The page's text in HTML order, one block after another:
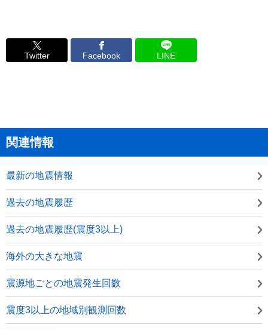
Twitter Facebook LINE
関連情報
最新の地震情報
過去の地震履歴
過去の地震履歴(震度3以上)
海外の大きな地震
震源地ごとの地震発生回数
震度3以上の地域別観測回数